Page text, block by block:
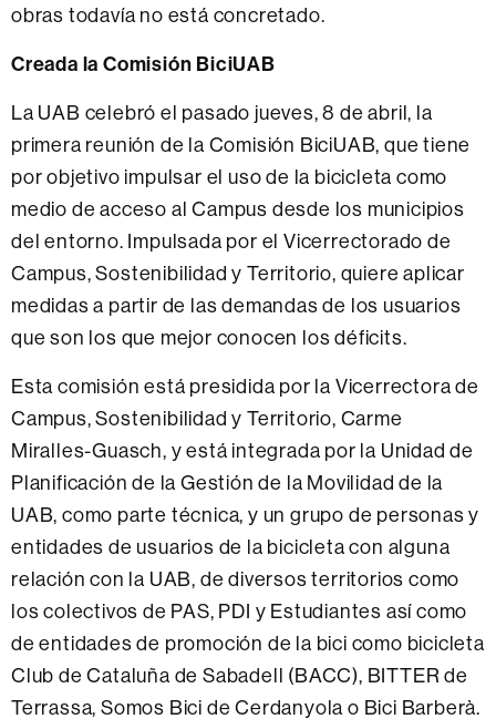
obras todavía no está concretado.
Creada la Comisión BiciUAB
La UAB celebró el pasado jueves, 8 de abril, la
primera reunión de la Comisión BiciUAB, que tiene
por objetivo impulsar el uso de la bicicleta como
medio de acceso al Campus desde los municipios
del entorno. Impulsada por el Vicerrectorado de
Campus, Sostenibilidad y Territorio, quiere aplicar
medidas a partir de las demandas de los usuarios
que son los que mejor conocen los déficits.
Esta comisión está presidida por la Vicerrectora de
Campus, Sostenibilidad y Territorio, Carme
Miralles-Guasch, y está integrada por la Unidad de
Planificación de la Gestión de la Movilidad de la
UAB, como parte técnica, y un grupo de personas y
entidades de usuarios de la bicicleta con alguna
relación con la UAB, de diversos territorios como
los colectivos de PAS, PDI y Estudiantes así como
de entidades de promoción de la bici como bicicleta
Club de Cataluña de Sabadell (BACC), BITTER de
Terrassa, Somos Bici de Cerdanyola o Bici Barberà.